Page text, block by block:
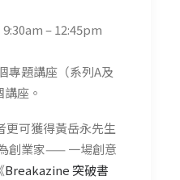
– 12:45pm
專題講座（系列A及
座。
更可獲得黃岳永先生
創業家—— 一場創意
Breakazine 突破書